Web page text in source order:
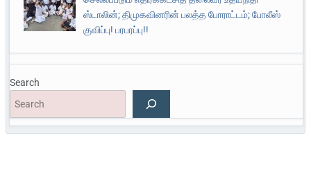
ஸ்டாலின்; திமுகவினரின் பலத்த போராட்டம்; போலீஸ்
குவிப்பு! பரபரப்பு!!
Search